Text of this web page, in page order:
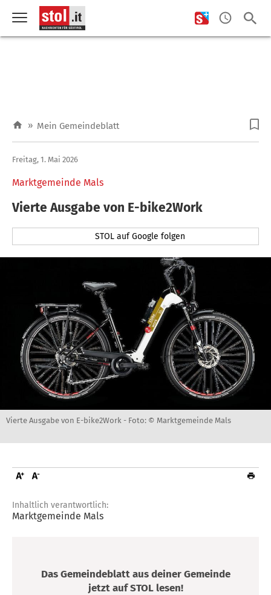
» Mein Gemeindeblatt
Marktgemeinde Mals
Freitag, 1. Mai 2026
Vierte Ausgabe von E-bike2Work
STOL auf Google folgen
Vierte Ausgabe von E-bike2Work - Foto: © Marktgemeinde Mals
Inhaltlich verantwortlich:
Marktgemeinde Mals
Das Gemeindeblatt aus deiner Gemeinde
jetzt auf STOL lesen!